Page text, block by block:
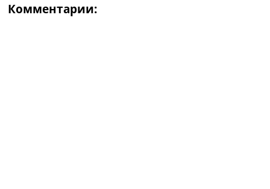
Комментарии: